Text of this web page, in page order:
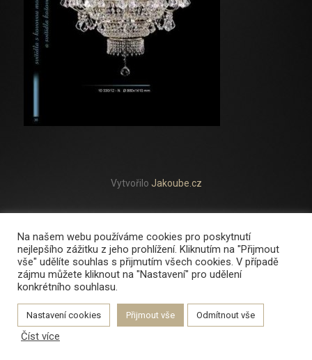
Vytvořilo Jakoube.cz
Na našem webu používáme cookies pro poskytnutí
nejlepšího zážitku z jeho prohlížení. Kliknutím na "Přijmout
vše" udělíte souhlas s přijmutím všech cookies. V případě
zájmu můžete kliknout na "Nastavení" pro udělení
konkrétního souhlasu.
Nastavení cookies Přijmout vše Odmítnout vše
Číst více